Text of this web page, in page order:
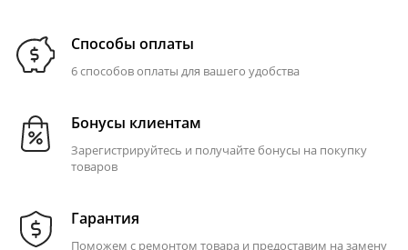
Способы оплаты
6 способов оплаты для вашего удобства
Бонусы клиентам
Зарегистрируйтесь и получайте бонусы на покупку
товаров
Гарантия
Поможем с ремонтом товара и предоставим на замену